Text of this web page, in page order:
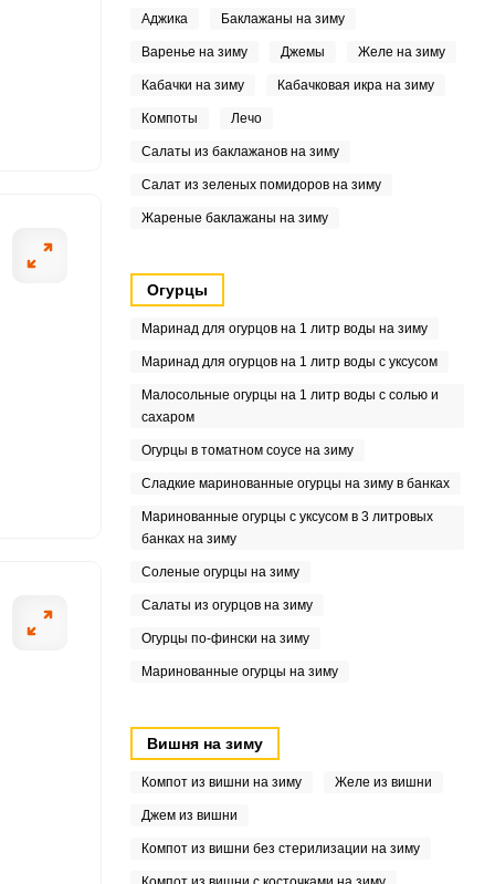
Аджика Баклажаны на зиму
Варенье на зиму Джемы Желе на зиму
Кабачки на зиму Кабачковая икра на зиму
Компоты Лечо
Салаты из баклажанов на зиму
Салат из зеленых помидоров на зиму
Жареные баклажаны на зиму
Огурцы
Маринад для огурцов на 1 литр воды на зиму
Маринад для огурцов на 1 литр воды с уксусом
Малосольные огурцы на 1 литр воды с солью и
сахаром
Огурцы в томатном соусе на зиму
Сладкие маринованные огурцы на зиму в банках
Маринованные огурцы с уксусом в 3 литровых
банках на зиму
Соленые огурцы на зиму
Салаты из огурцов на зиму
Огурцы по-фински на зиму
Маринованные огурцы на зиму
Вишня на зиму
Компот из вишни на зиму Желе из вишни
Джем из вишни
Компот из вишни без стерилизации на зиму